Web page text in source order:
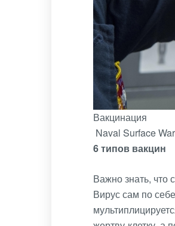
Вакцинация
Naval Surface
6 типов вакцин
Важно знать, что
Вирус сам по